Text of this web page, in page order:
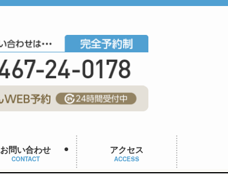
お問い合わせ
CONTACT
アクセス
ACCESS